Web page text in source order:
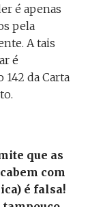
é apenas
pela
A tais
é
da Carta
que as
com
é falsa!